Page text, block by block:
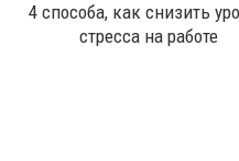
4 способа, как снизить
стресса на работе